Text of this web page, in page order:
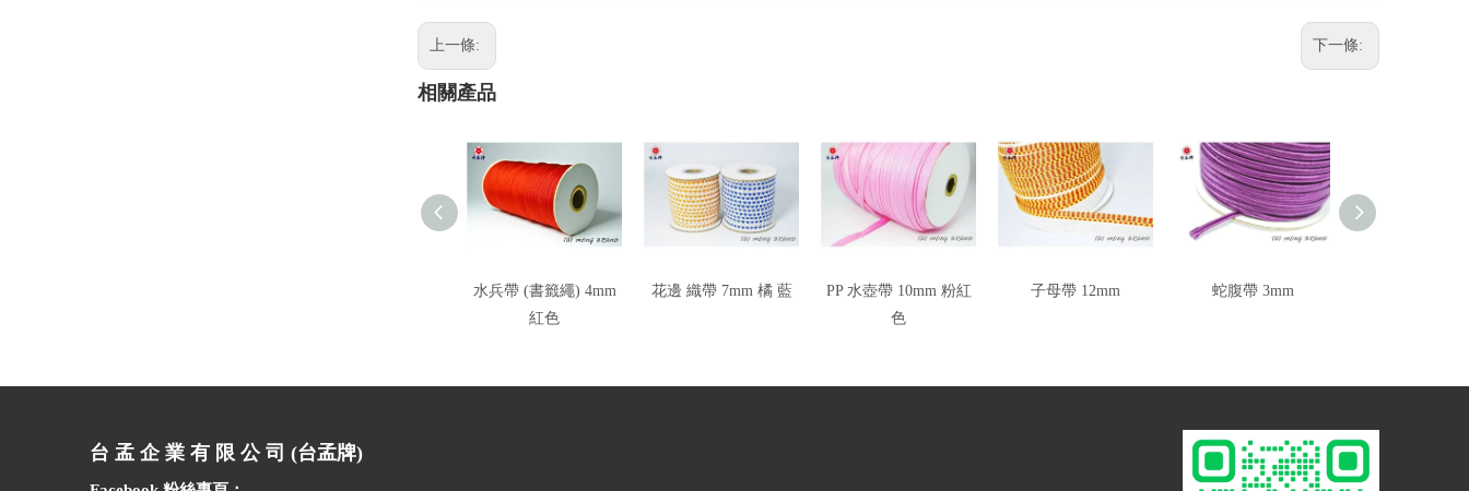
上一條: 下一條:
相關產品
水兵帶 (書籤繩) 4mm
紅色
花邊 織帶 7mm 橘 藍
PP 水壺帶 10mm 粉紅
色
子母帶 12mm 蛇腹帶 3mm
台 孟 企 業 有 限 公 司 (台孟牌)